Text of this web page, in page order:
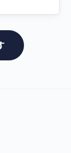
✔ なかなか
ている ✔ 犬食
きます。 ハ